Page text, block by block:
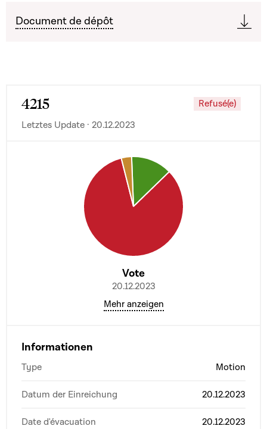
Document de dépôt
4215
Refusé(e)
Letztes Update · 20.12.2023
Vote
20.12.2023
Mehr anzeigen
Informationen
Type Motion
Datum der Einreichung 20.12.2023
Date d'évacuation 20.12.2023